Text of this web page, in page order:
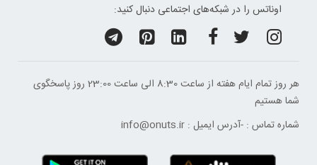
اوناتس را در شبکه‌های اجتماعی دنبال کنید:
هر روز تمام ایام هفته از ساعت 8:30 الی ساعت 23:00 ‌روز پاسخگوی
شما هستیم
شماره تماس : -آدرس ایمیل : info@onuts.ir